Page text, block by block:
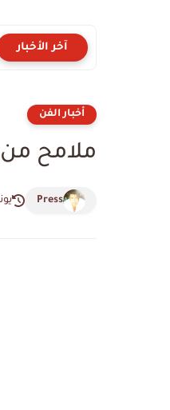
آخر الأخبار
أخبار الفن
ملامح من
Press يونيو